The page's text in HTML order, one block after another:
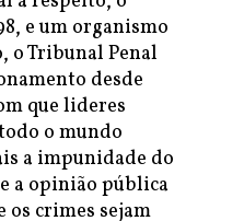
e um organismo
o Tribunal Penal
desde
que lideres
o mundo
a impunidade do
a opinião pública
os crimes sejam